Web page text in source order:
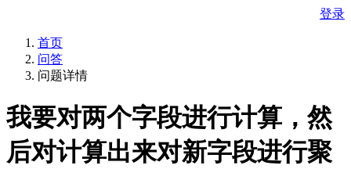
登录
首页
问答
问题详情
我要对两个字段进行计算，然
后对计算出来对新字段进行聚